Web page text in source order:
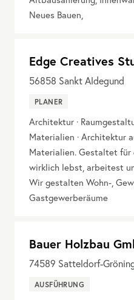
Neues Bauen,
Edge Creatives
56858 Sankt Aldegund
PLANER
Architektur ·
Materialien · Architektur
Materialien. Gestaltet für
wirklich lebst, arbeitest
Wir gestalten Wohn-,
Gastgewerberäume
Bauer Holzbau
74589 Satteldorf-
AUSFÜHRUNG